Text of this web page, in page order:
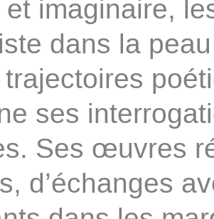
et imaginaire,
dans la
ses
Ses œuvres
d’échanges